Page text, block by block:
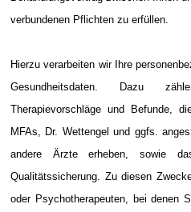
verbundenen Pflichten zu erfüllen.
Hierzu verarbeiten wir Ihre
Gesundheitsdaten. Dazu
Therapievorschläge und Befunde,
MFAs, Dr. Wettengel und ggfs.
andere Ärzte erheben, sowie
Qualitätssicherung. Zu diesen
oder Psychotherapeuten, bei denen